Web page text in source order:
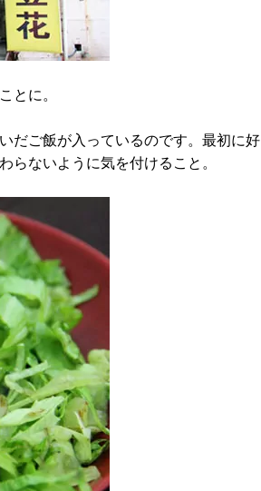
とに。
だご飯が入っているのです。最初に好
らないように気を付けること。